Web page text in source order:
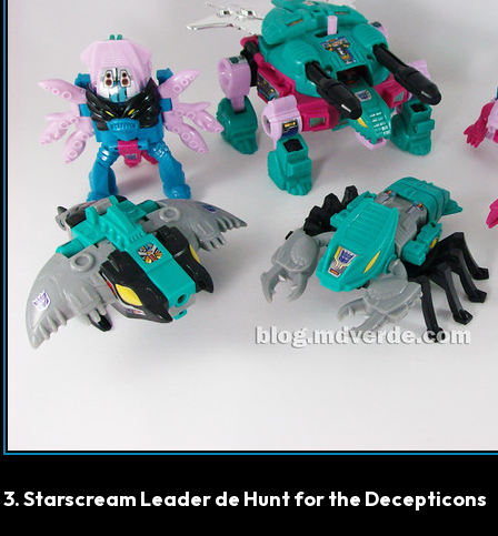
3. Starscream Leader de Hunt for the Decepticons